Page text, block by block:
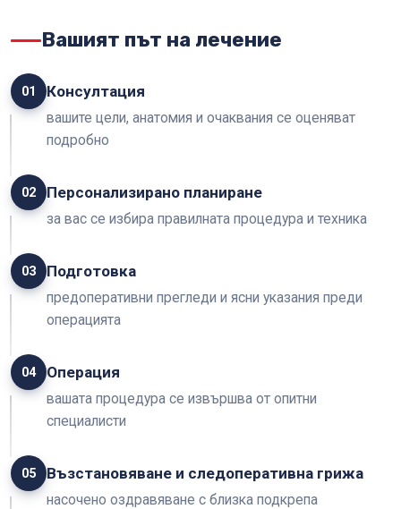
Вашият път на лечение
01 Консултация
вашите цели, анатомия и очаквания се оценяват
подробно
02 Персонализирано планиране
за вас се избира правилната процедура и техника
03 Подготовка
предоперативни прегледи и ясни указания преди
операцията
04 Операция
вашата процедура се извършва от опитни
специалисти
05 Възстановяване и следоперативна грижа
насочено оздравяване с близка подкрепа